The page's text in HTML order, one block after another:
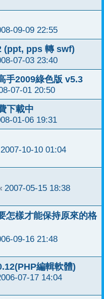
09-09 22:55
(ppt, pps 轉 swf)
07-03 23:40
手2009綠色版 v5.3
07-01 20:50
下載中
01-06 19:31
2007-10-10 01:04
2007-05-15 18:38
怎樣才能保持原來的格
09-16 21:48
編輯軟體)
07-17 14:04